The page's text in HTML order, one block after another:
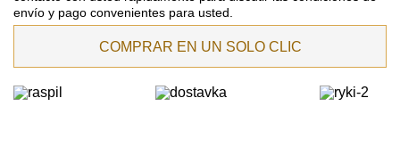
envío y pago convenientes para usted.
COMPRAR EN UN SOLO CLIC